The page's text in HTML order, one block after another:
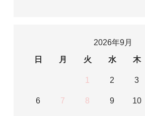
2026年9月
日
月 火 水 木
1 2 3
6 7 8 9 10